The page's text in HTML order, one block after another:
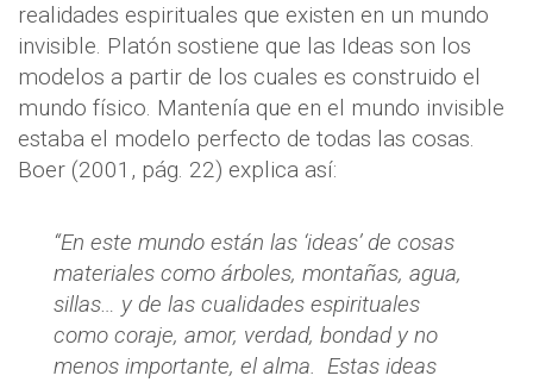
realidades espirituales que existen en un mundo
invisible. Platón sostiene que las Ideas son los
modelos a partir de los cuales es construido el
mundo físico. Mantenía que en el mundo invisible
estaba el modelo perfecto de todas las cosas.
Boer (2001, pág. 22) explica así:
“En este mundo están las ‘ideas’ de cosas
materiales como árboles, montañas, agua,
sillas… y de las cualidades espirituales
como coraje, amor, verdad, bondad y no
menos importante, el alma. Estas ideas